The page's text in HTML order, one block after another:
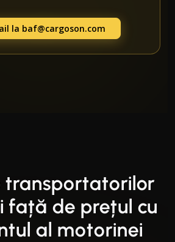
la baf@cargoson.com
transportatorilor
față de prețul cu
al motorinei